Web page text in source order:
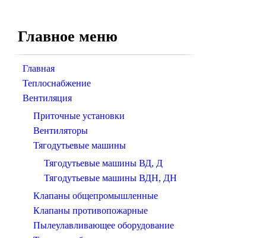
Главное меню
Главная
Теплоснабжение
Вентиляция
Приточные установки
Вентиляторы
Тягодутьевые машины
Тягодутьевые машины ВД, Д
Тягодутьевые машины ВДН, ДН
Клапаны общепромышленные
Клапаны противопожарные
Пылеулавливающее оборудование